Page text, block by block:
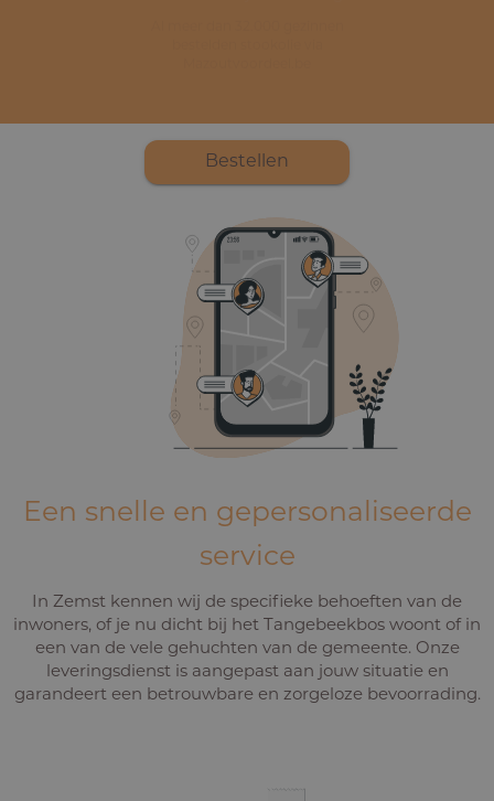
Bestellen
Een snelle en gepersonaliseerde
service
In Zemst kennen wij de specifieke behoeften van de
inwoners, of je nu dicht bij het Tangebeekbos woont of in
een van de vele gehuchten van de gemeente. Onze
leveringsdienst is aangepast aan jouw situatie en
garandeert een betrouwbare en zorgeloze bevoorrading.